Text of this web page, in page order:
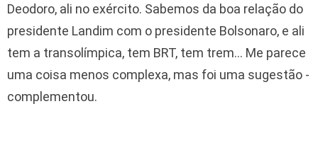
Deodoro, ali no exército. Sabemos da boa relação do
presidente Landim com o presidente Bolsonaro, e ali
tem a transolímpica, tem BRT, tem trem... Me parece
uma coisa menos complexa, mas foi uma sugestão -
complementou.